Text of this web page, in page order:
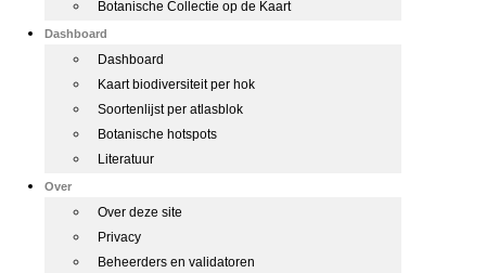
Botanische Collectie op de Kaart
Dashboard
Dashboard
Kaart biodiversiteit per hok
Soortenlijst per atlasblok
Botanische hotspots
Literatuur
Over
Over deze site
Privacy
Beheerders en validatoren